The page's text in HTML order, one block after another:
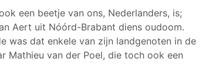
een beetje van ons, Nederlanders, is;
Aert uit Nóórd-Brabant diens oudoom.
was dat enkele van zijn landgenoten in de
Mathieu van der Poel, die toch ook een